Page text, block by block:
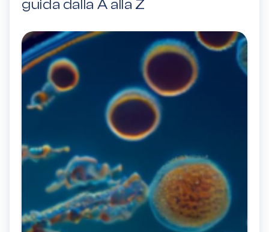
guida dalla A alla Z